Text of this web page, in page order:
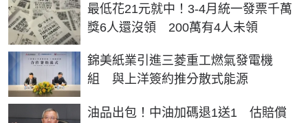
最低花21元就中！3-4月統一發票千萬
獎6人還沒領 200萬有4人未領
錦美紙業引進三菱重工燃氣發電機
組 與上洋簽約推分散式能源
油品出包！中油加碼退1送1 估賠償